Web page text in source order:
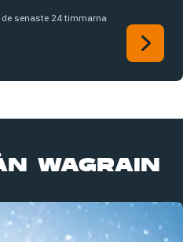
senaste 24 timmarna
WAGRAIN